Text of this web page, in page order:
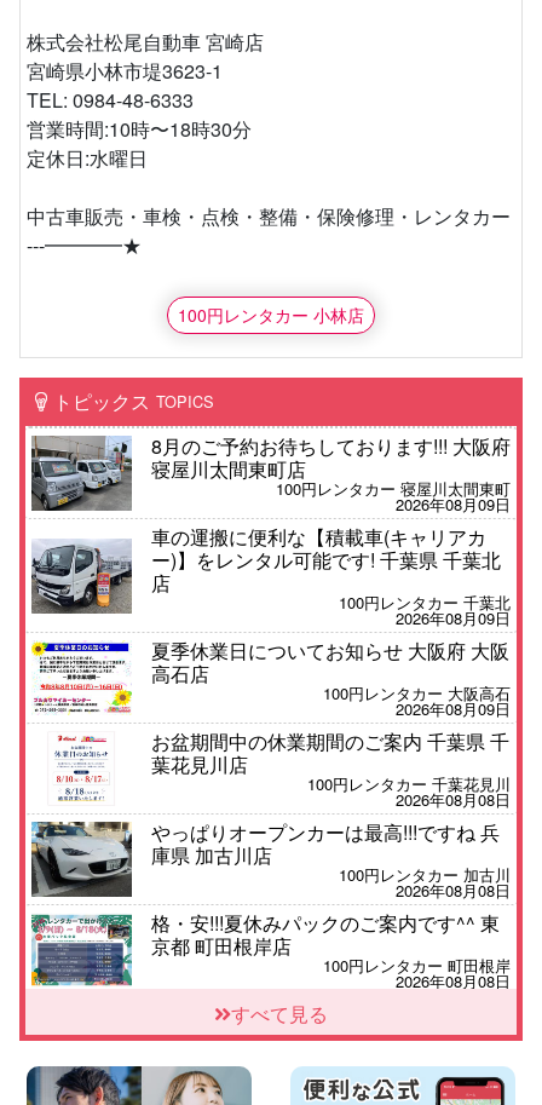
株式会社松尾自動車 宮崎店
宮崎県小林市堤3623-1
TEL: 0984-48-6333
営業時間:10時〜18時30分
定休日:水曜日
中古車販売・車検・点検・整備・保険修理・レンタカー
---━━━━★
100円レンタカー 小林店
トピックス TOPICS
8月のご予約お待ちしております!!! 大阪府
寝屋川太間東町店
100円レンタカー 寝屋川太間東町
2026年08月09日
車の運搬に便利な【積載車(キャリアカ
ー)】をレンタル可能です! 千葉県 千葉北
店
100円レンタカー 千葉北
2026年08月09日
夏季休業日についてお知らせ 大阪府 大阪
高石店
100円レンタカー 大阪高石
2026年08月09日
お盆期間中の休業期間のご案内 千葉県 千
葉花見川店
100円レンタカー 千葉花見川
2026年08月08日
やっぱりオープンカーは最高!!!ですね 兵
庫県 加古川店
100円レンタカー 加古川
2026年08月08日
格・安!!!夏休みパックのご案内です^^ 東
京都 町田根岸店
100円レンタカー 町田根岸
2026年08月08日
「お得」お盆限定特別料金!! 兵庫県 神戸
西区枝吉店
2026年08月08日
すべて見る